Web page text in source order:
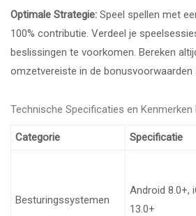
Optimale Strategie: Speel spellen met
100% contributie. Verdeel je
beslissingen te voorkomen. Bereken
omzetvereiste in de bonusvoorwaarden
Technische Specificaties en Kenmerken
Categorie Specificatie
Besturingssystemen
Android 8.0+,
13.0+